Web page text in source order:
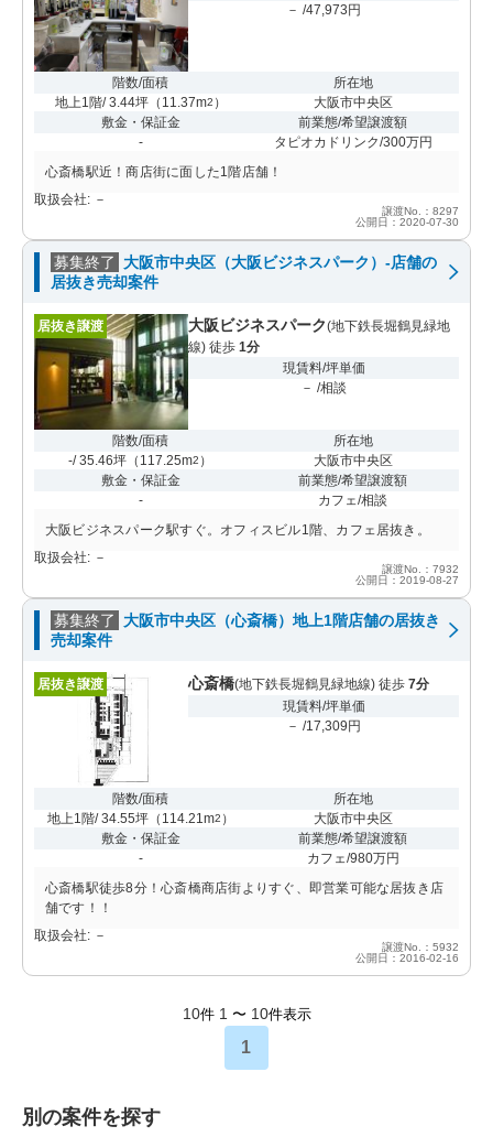
－ /47,973円
階数/面積
地上1階/ 3.44坪（ 11.37m2 ）
所在地
大阪市中央区
敷金・保証金
-
前業態/希望譲渡額
タピオカドリンク/300万円
心斎橋駅近！商店街に面した1階店舗！
取扱会社: －
譲渡No.：8297
公開日：2020-07-30
募集終了
大阪市中央区（大阪ビジネスパーク）-店舗の
居抜き売却案件
居抜き譲渡 大阪ビジネスパーク(地下鉄長堀鶴見緑地
線) 徒歩 1分
現賃料/坪単価
－ /相談
階数/面積
-/ 35.46坪 （ 117.25m2 ）
所在地
大阪市中央区
敷金・保証金
-
前業態/希望譲渡額
カフェ/相談
大阪ビジネスパーク駅すぐ。オフィスビル1階、カフェ居抜き。
取扱会社: －
譲渡No.：7932
公開日：2019-08-27
募集終了
大阪市中央区（心斎橋）地上1階店舗の居抜き
売却案件
居抜き譲渡 心斎橋(地下鉄長堀鶴見緑地線) 徒歩 7分
現賃料/坪単価
－ /17,309円
階数/面積
地上1階/ 34.55坪（ 114.21m2 ）
所在地
大阪市中央区
敷金・保証金
-
前業態/希望譲渡額
カフェ/980万円
心斎橋駅徒歩8分！心斎橋商店街よりすぐ、即営業可能な居抜き店
舗です！！
取扱会社: －
譲渡No.：5932
公開日：2016-02-16
10件 1 〜 10件表示
1
別の案件を探す